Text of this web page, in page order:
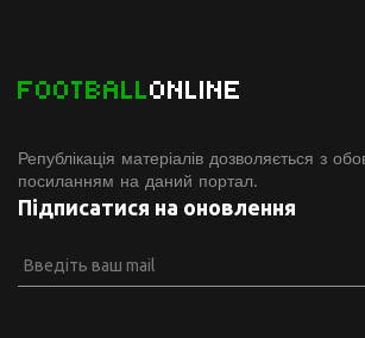
FOOTBALLONLINE
Републікація матеріалів дозволяється з
посиланням на даний портал.
Підписатися на оновлення